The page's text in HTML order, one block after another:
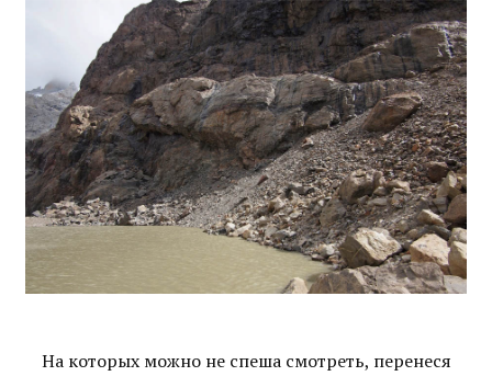
На которых можно не спеша смотреть, перенеся